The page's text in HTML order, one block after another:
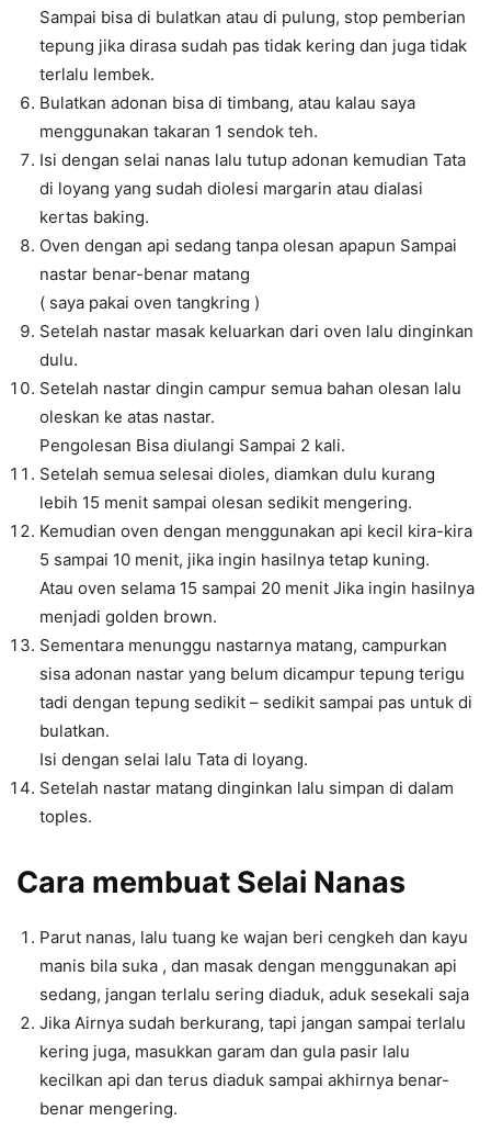
Sampai bisa di bulatkan atau di pulung, stop pemberian
tepung jika dirasa sudah pas tidak kering dan juga tidak
terlalu lembek.
Bulatkan adonan bisa di timbang, atau kalau saya
menggunakan takaran 1 sendok teh.
Isi dengan selai nanas lalu tutup adonan kemudian Tata
di loyang yang sudah diolesi margarin atau dialasi
kertas baking.
Oven dengan api sedang tanpa olesan apapun Sampai
nastar benar-benar matang
( saya pakai oven tangkring )
Setelah nastar masak keluarkan dari oven lalu dinginkan
dulu.
Setelah nastar dingin campur semua bahan olesan lalu
oleskan ke atas nastar.
Pengolesan Bisa diulangi Sampai 2 kali.
Setelah semua selesai dioles, diamkan dulu kurang
lebih 15 menit sampai olesan sedikit mengering.
Kemudian oven dengan menggunakan api kecil kira-kira
5 sampai 10 menit, jika ingin hasilnya tetap kuning.
Atau oven selama 15 sampai 20 menit Jika ingin hasilnya
menjadi golden brown.
Sementara menunggu nastarnya matang, campurkan
sisa adonan nastar yang belum dicampur tepung terigu
tadi dengan tepung sedikit – sedikit sampai pas untuk di
bulatkan.
Isi dengan selai lalu Tata di loyang.
Setelah nastar matang dinginkan lalu simpan di dalam
toples.
Cara membuat Selai Nanas
Parut nanas, lalu tuang ke wajan beri cengkeh dan kayu
manis bila suka , dan masak dengan menggunakan api
sedang, jangan terlalu sering diaduk, aduk sesekali saja
Jika Airnya sudah berkurang, tapi jangan sampai terlalu
kering juga, masukkan garam dan gula pasir lalu
kecilkan api dan terus diaduk sampai akhirnya benar-
benar mengering.